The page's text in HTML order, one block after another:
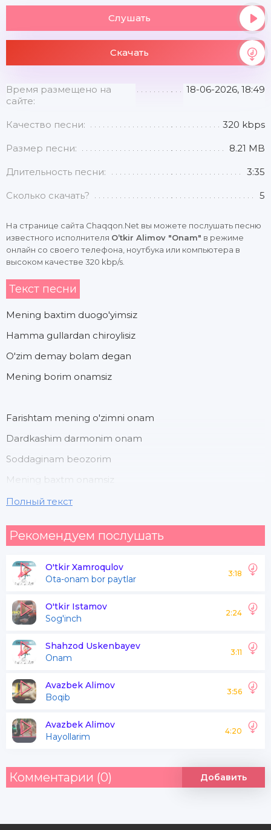
Слушать
Скачать
Время размещено на
сайте:
18-06-2026, 18:49
Качество песни: 320 kbps
Размер песни: 8.21 MB
Длительность песни: 3:35
Сколько скачать? 5
На странице сайта Chaqqon.Net вы можете послушать песню
известного исполнителя O’tkir Alimov "Onam" в режиме
онлайн со своего телефона, ноутбука или компьютера в
высоком качестве 320 kbp/s.
Текст песни
Mening baxtim duogo'yimsiz
Hamma gullardan chiroylisiz
O'zim demay bolam degan
Mening borim onamsiz
Farishtam mening o'zimni onam
Dardkashim darmonim onam
Soddaginam beozorim
Mening baxtm onamsiz
Dardlarimga davo so'zingiz onam
Ko'zlarimga suray izingiz onam
Chiroyligim beozor onam
JOnimdan ming azizi jonimsiz onam
Eng go'zal betakror onimsiz onam
Yagonamsiz mani borimsiz onam
Chiroyligim mehribon onam
Jannatim onam tanda jonim siz
Borim mani borlig'imsiz
Suyanchig'imsiz omonatimsiz
Полный текст
Рекомендуем послушать
O'tkir Xamroqulov
Ota-onam bor paytlar
3:18
O'tkir Istamov
Sog'inch
2:24
Shahzod Uskenbayev
Onam
3:11
Avazbek Alimov
Boqib
3:56
Avazbek Alimov
Hayollarim
4:20
Комментарии (0) Добавить